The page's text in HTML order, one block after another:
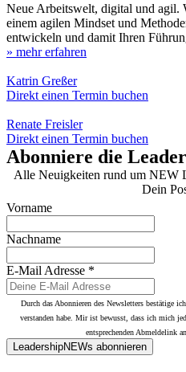
Neue Arbeitswelt, digital und agil.
einem agilen Mindset und
entwickeln und damit Ihren
» mehr erfahren
Katrin Greßer
Direkt einen Termin buchen
Renate Freisler
Direkt einen Termin buchen
Abonniere die
Alle Neuigkeiten rund um
Dein
Vorname
Nachname
E-Mail Adresse *
Durch das Abonnieren des Newsletters bestätige
verstanden habe. Mir ist bewusst, dass ich mich
entsprechenden Abmeldelink
LeadershipNEWs abonnieren